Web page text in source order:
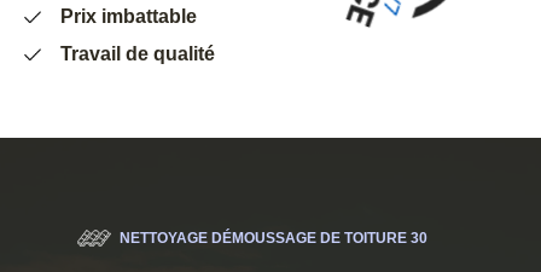
Prix imbattable
Travail de qualité
NETTOYAGE DÉMOUSSAGE DE TOITURE 30